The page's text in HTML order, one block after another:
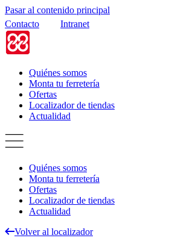
Pasar al contenido principal
Contacto
Intranet
Quiénes somos
Monta tu ferretería
Ofertas
Localizador de tiendas
Actualidad
Quiénes somos
Monta tu ferretería
Ofertas
Localizador de tiendas
Actualidad
Volver al localizador